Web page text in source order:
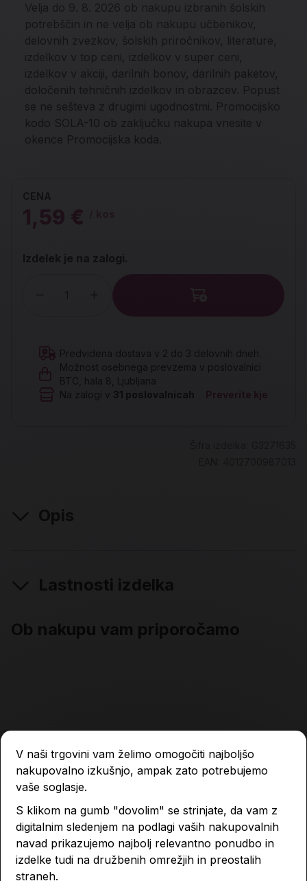
Velja do 9. 8. 2026 ob nakupu izbranih šolskih
potrebščin in ne velja ob nakupu učbenikov,
delovnih zvezkov, šolskih priročnikov, literature,
izdelkov v top ceni, izdelkov v super ceni,
izdelkov v akciji, darilnih bonov, darilnih paketov,
določenih tehničnih izdelkov in obrazcev. Popust
se ne sešteva z drugimi ugodnostmi. Promocijsko
kodo SOLA-10 ob zaključku nakupa vnesite v
okence Promocijska koda.
CENA
1,59 €
Izdelek je na zalogi.
Predvidena dostava v 2 do 3 delovnih dneh.
Možnost osebnega prevzema v poslovalnici
BTC, hala 8, Ljubljana
Na zalogi v 31 poslovalnicah Preverite kje
Opis
Lastnosti izdelka
Ob nakupu vam priporočamo
V naši trgovini vam želimo omogočiti najboljšo
nakupovalno izkušnjo, ampak zato potrebujemo
vaše soglasje.
S klikom na gumb "dovolim" se strinjate, da vam z
digitalnim sledenjem na podlagi vaših nakupovalnih
navad prikazujemo najbolj relevantno ponudbo in
izdelke tudi na družbenih omrežjih in preostalih
straneh.